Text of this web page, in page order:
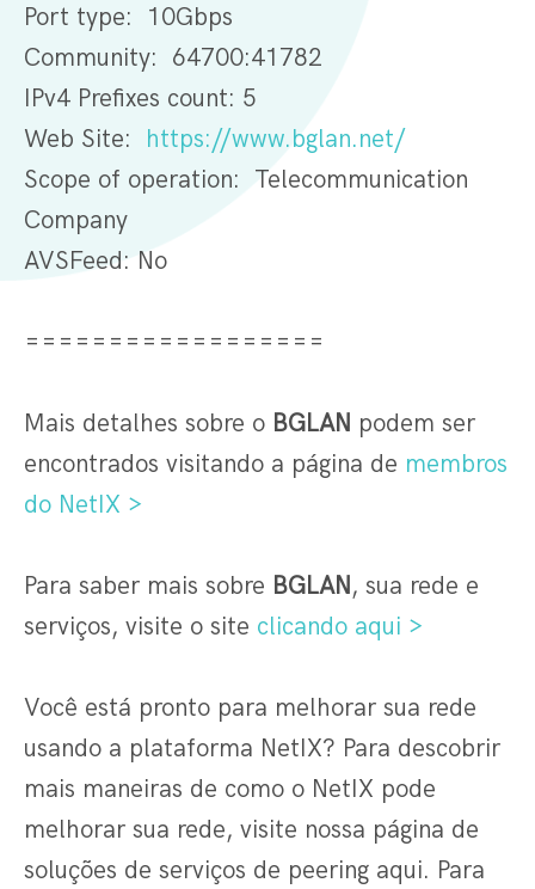
Port type: 10Gbps
Community: 64700:41782
IPv4 Prefixes count: 5
Web Site: https://www.bglan.net/
Scope of operation: Telecommunication
Company
AVSFeed: No
==================
Mais detalhes sobre o BGLAN podem ser
encontrados visitando a página de membros
do NetIX >
Para saber mais sobre BGLAN , sua rede e
serviços, visite o site clicando aqui >
Você está pronto para melhorar sua rede
usando a plataforma NetIX? Para descobrir
mais maneiras de como o NetIX pode
melhorar sua rede, visite nossa página de
soluções de serviços de peering aqui. Para